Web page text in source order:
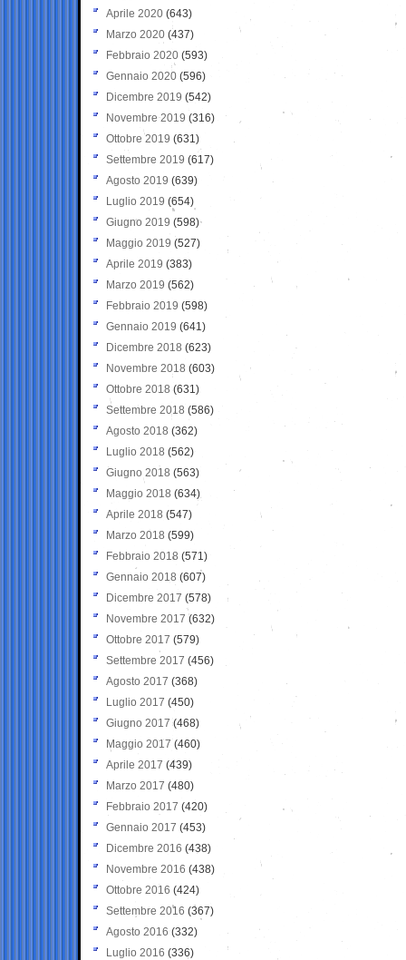
Aprile 2020 (643)
Marzo 2020 (437)
Febbraio 2020 (593)
Gennaio 2020 (596)
Dicembre 2019 (542)
Novembre 2019 (316)
Ottobre 2019 (631)
Settembre 2019 (617)
Agosto 2019 (639)
Luglio 2019 (654)
Giugno 2019 (598)
Maggio 2019 (527)
Aprile 2019 (383)
Marzo 2019 (562)
Febbraio 2019 (598)
Gennaio 2019 (641)
Dicembre 2018 (623)
Novembre 2018 (603)
Ottobre 2018 (631)
Settembre 2018 (586)
Agosto 2018 (362)
Luglio 2018 (562)
Giugno 2018 (563)
Maggio 2018 (634)
Aprile 2018 (547)
Marzo 2018 (599)
Febbraio 2018 (571)
Gennaio 2018 (607)
Dicembre 2017 (578)
Novembre 2017 (632)
Ottobre 2017 (579)
Settembre 2017 (456)
Agosto 2017 (368)
Luglio 2017 (450)
Giugno 2017 (468)
Maggio 2017 (460)
Aprile 2017 (439)
Marzo 2017 (480)
Febbraio 2017 (420)
Gennaio 2017 (453)
Dicembre 2016 (438)
Novembre 2016 (438)
Ottobre 2016 (424)
Settembre 2016 (367)
Agosto 2016 (332)
Luglio 2016 (336)